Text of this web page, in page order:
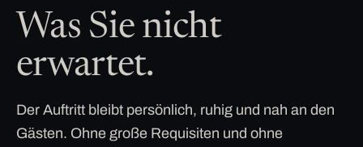
Was Sie nicht
erwartet.
Der Auftritt bleibt persönlich, ruhig und nah an den
Gästen. Ohne große Requisiten und ohne